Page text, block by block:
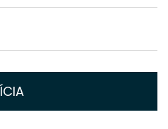
especialmente em
Ávila, da Setasc, a